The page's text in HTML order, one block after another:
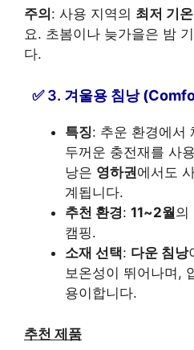
주의: 사용 지역의 최저 기온
요. 초봄이나 늦가을은 밤
다.
3. 겨울용 침낭
특징: 추운 환경에서
두꺼운 충전재를 사
낭은 영하권에서도
계됩니다.
추천 환경: 11~2월 의
캠핑.
소재 선택: 다운 침낭
보온성이 뛰어나며,
용이합니다.
추천 제품